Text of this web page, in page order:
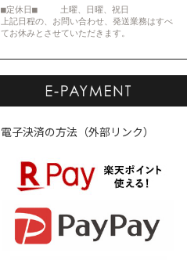
■定休日■ 土曜、日曜、祝日
上記日程の、お問い合わせ、発送業務はすべ
てお休みとさせていただきます。
電子決済の方法（外部リンク）